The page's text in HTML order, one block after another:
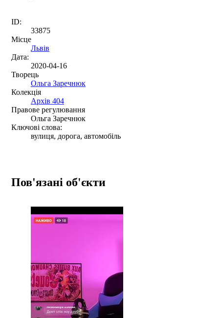
ID:
33875
Місце
Львів
Дата:
2020-04-16
Творець
Ольга Заречнюк
Колекція
Архів 404
Правове регулювання
Ольга Заречнюк
Ключові слова:
вулиця, дорога, автомобіль
Пов'язані об'єкти